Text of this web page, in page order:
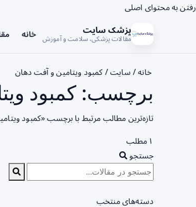
رفتن به محتوای اصلی
پزشک سایت
مقالات پزشکی، سلامت و آموزش خانه
خانه/ سایت/ کمبود ویتامین و آفت دهان
برچسب: کمبود
تازه‌ترین مطالب مرتبط با برچسب «کمبود
۱ مطلب
جستجو
دسته‌های منتخب